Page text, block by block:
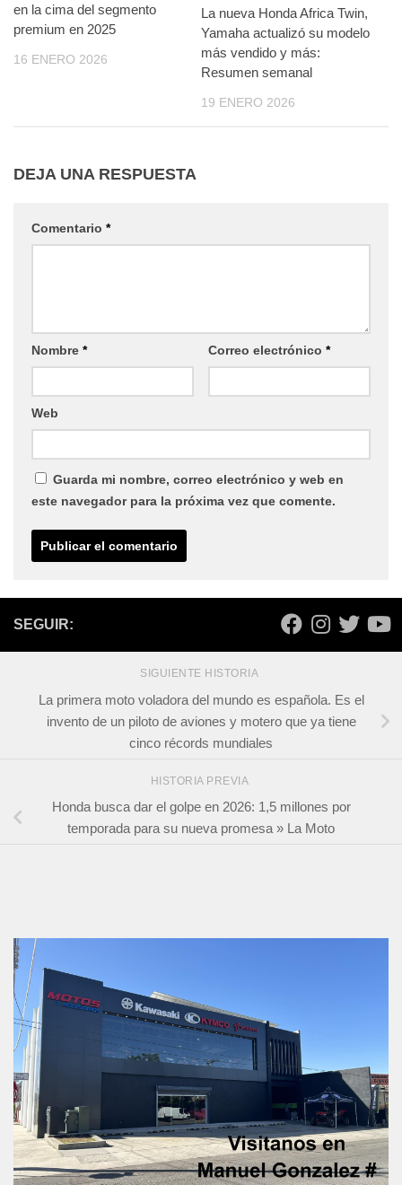
en la cima del segmento
premium en 2025
16 ENERO 2026
La nueva Honda Africa Twin,
Yamaha actualizó su modelo
más vendido y más:
Resumen semanal
19 ENERO 2026
DEJA UNA RESPUESTA
Comentario *
Nombre * Correo electrónico *
Web
Guarda mi nombre, correo electrónico y web en
este navegador para la próxima vez que comente.
SEGUIR:
SIGUIENTE HISTORIA
La primera moto voladora del mundo es española. Es el
invento de un piloto de aviones y motero que ya tiene
cinco récords mundiales
HISTORIA PREVIA
Honda busca dar el golpe en 2026: 1,5 millones por
temporada para su nueva promesa » La Moto